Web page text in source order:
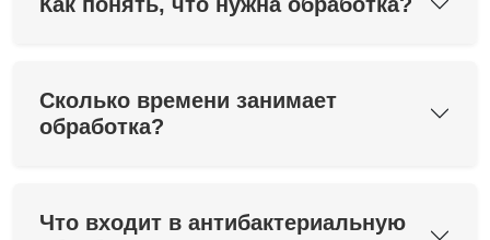
Сколько времени занимает
обработка?
Что входит в антибактериальную